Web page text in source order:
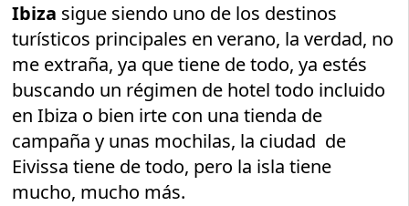
Ibiza sigue siendo uno de los destinos
turísticos principales en verano, la verdad, no
me extraña, ya que tiene de todo, ya estés
buscando un régimen de hotel todo incluido
en Ibiza o bien irte con una tienda de
campaña y unas mochilas, la ciudad de
Eivissa tiene de todo, pero la isla tiene
mucho, mucho más.